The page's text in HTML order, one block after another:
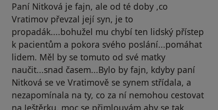
Paní Nitková je fajn, ale od té doby ,co
Vratimov převzal její syn, je to
propadák....bohužel mu chybí ten lidský přístep
k pacientům a pokora svého poslání...pomáhat
lidem. Měl by se tomuto od své matky
naučit...snad časem...Bylo by fajn, kdyby paní
Nitková se ve Vratimově se synem střídala, a
nezapomínala na ty, co za ní nemohou cestovat